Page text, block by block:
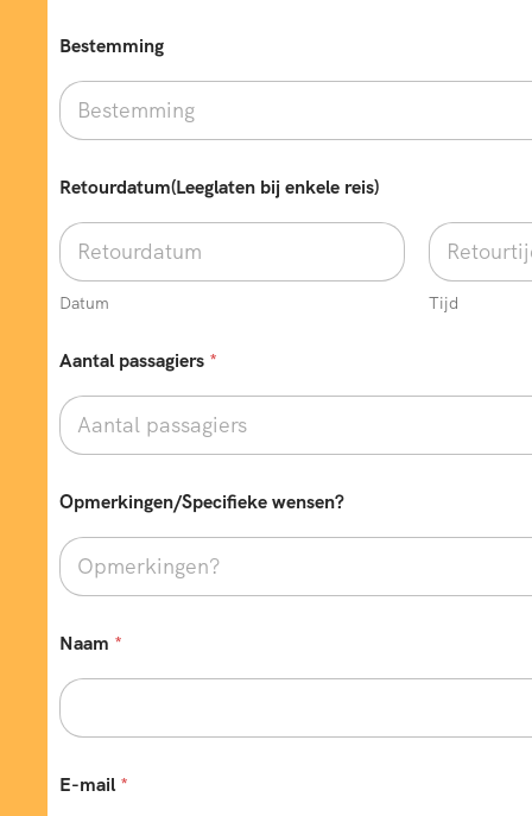
Bestemming
Retourdatum(Leeglaten bij enkele reis)
Datum Tijd
Aantal passagiers *
Opmerkingen/Specifieke wensen?
Naam *
e
E-mail *